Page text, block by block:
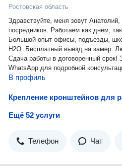
Ростовская область
Здравствуйте, меня зовут
посредников. Работаем как днем, так и ночью, по необходимости.
Большой опыт-офисы, подъезды,
H2O. Бесплатный выезд на замер.
Сдача работы в договоренный срок! Звоните или пишите в
WhatsApp для подробной
В профиль
Крепление кронштейнов для
Ещё 52 услуги
Телефон Чат